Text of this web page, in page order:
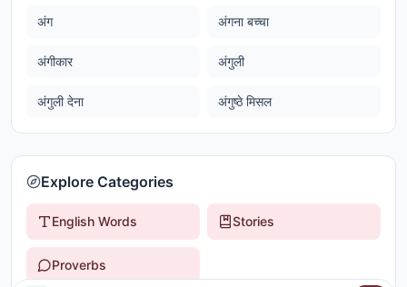
अंग अंगना बच्चा
अंगीकार अंगुली
अंगुली देना अंगुष्ठे मिसल
Explore Categories
English Words Stories
Proverbs